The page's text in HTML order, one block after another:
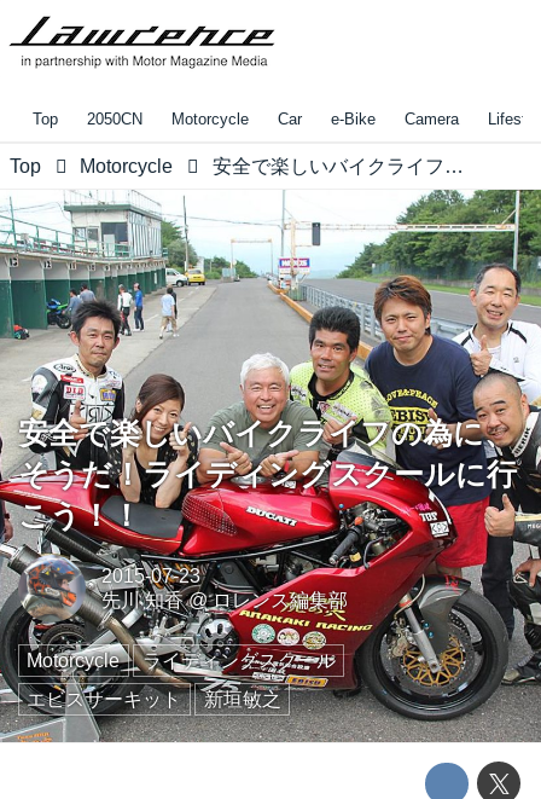
Top 2050CN Motorcycle Car e-Bike Camera
Top Motorcycle 安全で楽しいバイクライフの為に、そうだ！ライディングスクールに行こう！！
安全で楽しいバイクライフの為に、
そうだ！ライディングスクールに行
こう！！
2015-07-23
先川 知香@ロレンス編集部
Motorcycle
ライディングスクール
エビスサーキット
新垣敏之